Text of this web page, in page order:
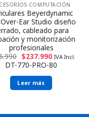
COMPUTACIÓN
Beyerdynamic
Ear Studio diseño
cableado para
y monitorización
profesionales
$237.990 IVA Incl.
DT-770-PRO-80
Leer más